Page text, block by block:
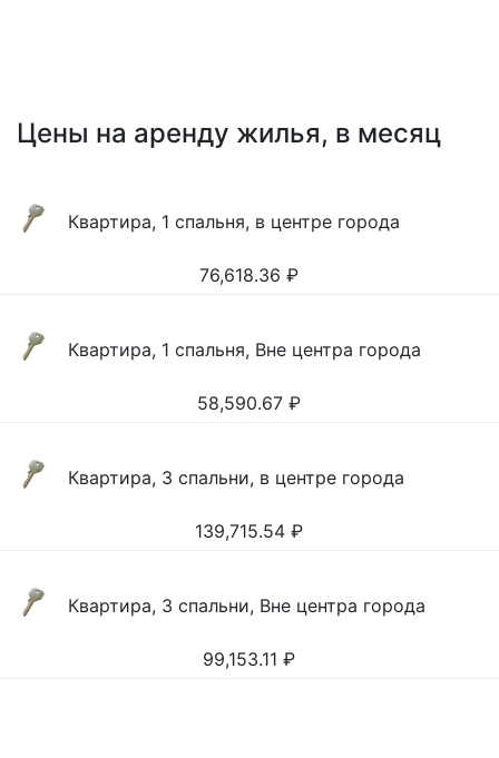
Цены на аренду жилья, в месяц
Квартира, 1 спальня, в центре города
76,618.36 ₽
Квартира, 1 спальня, Вне центра города
58,590.67 ₽
Квартира, 3 спальни, в центре города
139,715.54 ₽
Квартира, 3 спальни, Вне центра города
99,153.11 ₽